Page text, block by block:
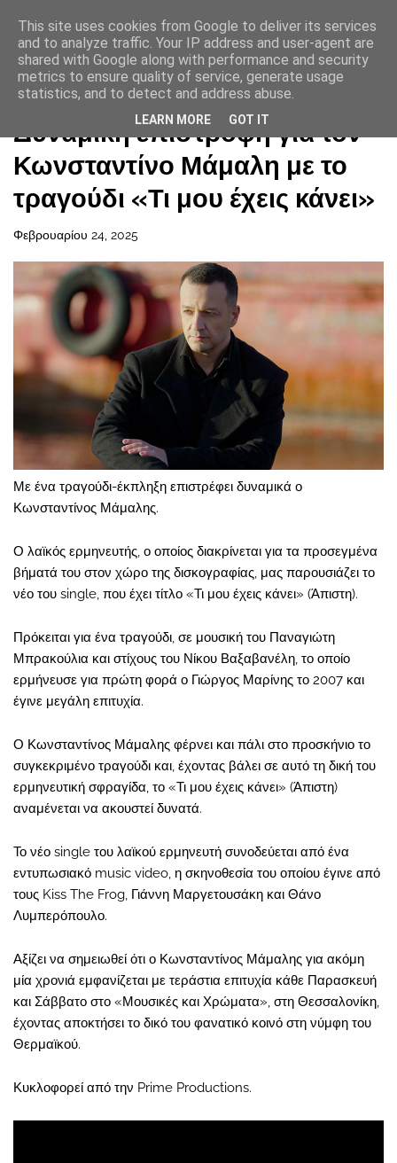
Αρχική σελίδα
Δυναμική επιστροφή για τον
Κωνσταντίνο Μάμαλη με το
τραγούδι «Τι μου έχεις κάνει»
Φεβρουαρίου 24, 2025
Με ένα τραγούδι-έκπληξη επιστρέφει δυναμικά ο
Κωνσταντίνος Μάμαλης.
Ο λαϊκός ερμηνευτής, ο οποίος διακρίνεται για τα προσεγμένα
βήματά του στον χώρο της δισκογραφίας, μας παρουσιάζει το
νέο του single, που έχει τίτλο «Τι μου έχεις κάνει» (Άπιστη).
Πρόκειται για ένα τραγούδι, σε μουσική του Παναγιώτη
Μπρακούλια και στίχους του Νίκου Βαξαβανέλη, το οποίο
ερμήνευσε για πρώτη φορά ο Γιώργος Μαρίνης το 2007 και
έγινε μεγάλη επιτυχία.
Ο Κωνσταντίνος Μάμαλης φέρνει και πάλι στο προσκήνιο το
συγκεκριμένο τραγούδι και, έχοντας βάλει σε αυτό τη δική του
ερμηνευτική σφραγίδα, το «Τι μου έχεις κάνει» (Άπιστη)
αναμένεται να ακουστεί δυνατά.
Το νέο single του λαϊκού ερμηνευτή συνοδεύεται από ένα
εντυπωσιακό music video, η σκηνοθεσία του οποίου έγινε από
τους Kiss The Frog, Γιάννη Μαργετουσάκη και Θάνο
Λυμπερόπουλο.
Αξίζει να σημειωθεί ότι ο Κωνσταντίνος Μάμαλης για ακόμη
μία χρονιά εμφανίζεται με τεράστια επιτυχία κάθε Παρασκευή
και Σάββατο στο «Μουσικές και Χρώματα», στη Θεσσαλονίκη,
έχοντας αποκτήσει το δικό του φανατικό κοινό στη νύμφη του
Θερμαϊκού.
Κυκλοφορεί από την Prime Productions.
This site uses cookies from Google to deliver its services
and to analyze traffic. Your IP address and user-agent are
shared with Google along with performance and security
metrics to ensure quality of service, generate usage
statistics, and to detect and address abuse.
LEARN MORE GOT IT